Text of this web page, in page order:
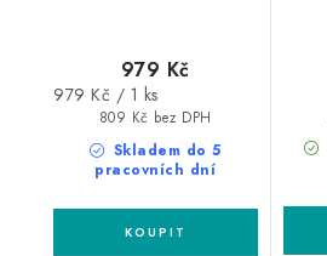
Skladem do 5
pracovních dní
809 Kč bez DPH
979 Kč
Měrná
979 Kč / 1 ks